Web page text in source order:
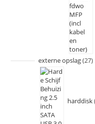
externe opslag 27
harddisk